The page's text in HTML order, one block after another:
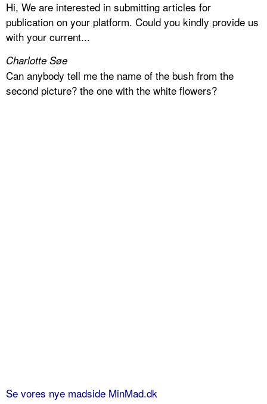
Hi, We are interested in submitting articles for
publication on your platform. Could you kindly provide us
with your current...
Charlotte Søe
Can anybody tell me the name of the bush from the
second picture? the one with the white flowers?
Se vores nye madside MinMad.dk